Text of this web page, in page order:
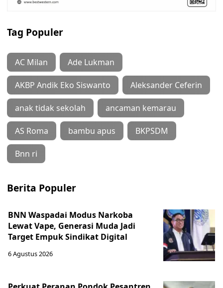
Tag Populer
AC Milan Ade Lukman
AKBP Andik Eko Siswanto Aleksander Ceferin
anak tidak sekolah ancaman kemarau
AS Roma bambu apus BKPSDM
Bnn ri
Berita Populer
BNN Waspadai Modus Narkoba
Lewat Vape, Generasi Muda Jadi
Target Empuk Sindikat Digital
6 Agustus 2026